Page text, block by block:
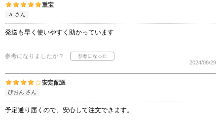
重宝
ａ さん
発送も早く使いやすく助かっています
参考になりましたか？
2024/08/29
安定配送
びおん さん
予定通り届くので、安心して注文できます。